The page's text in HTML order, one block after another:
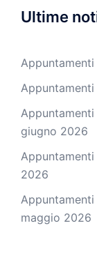
Ultime
giugno 2026
2026
maggio 2026